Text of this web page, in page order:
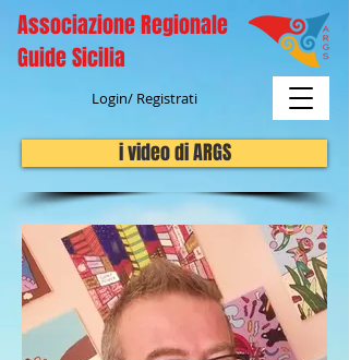
Associazione Regionale
Guide Sicilia
Login/ Registrati
i video di ARGS